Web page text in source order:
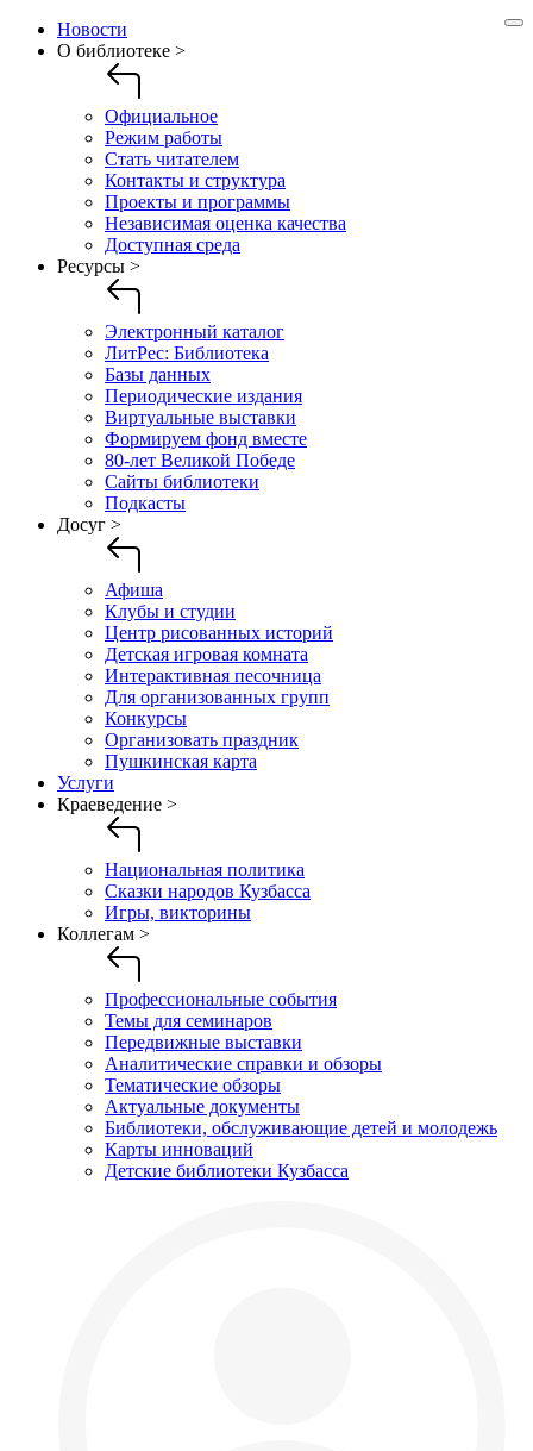
Новости
О библиотеке >
Официальное
Режим работы
Стать читателем
Контакты и структура
Проекты и программы
Независимая оценка качества
Доступная среда
Ресурсы >
Электронный каталог
ЛитРес: Библиотека
Базы данных
Периодические издания
Виртуальные выставки
Формируем фонд вместе
80-лет Великой Победе
Сайты библиотеки
Подкасты
Досуг >
Афиша
Клубы и студии
Центр рисованных историй
Детская игровая комната
Интерактивная песочница
Для организованных групп
Конкурсы
Организовать праздник
Пушкинская карта
Услуги
Краеведение >
Национальная политика
Сказки народов Кузбасса
Игры, викторины
Коллегам >
Профессиональные события
Темы для семинаров
Передвижные выставки
Аналитические справки и обзоры
Тематические обзоры
Актуальные документы
Библиотеки, обслуживающие детей и молодежь
Карты инноваций
Детские библиотеки Кузбасса